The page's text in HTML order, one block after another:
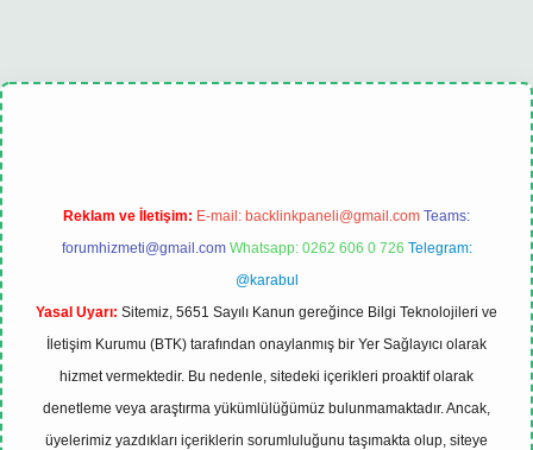
Reklam ve İletişim: E-mail: backlinkpaneli@gmail.com Teams:
forumhizmeti@gmail.com Whatsapp: 0262 606 0 726 Telegram:
@karabul
Yasal Uyarı: Sitemiz, 5651 Sayılı Kanun gereğince Bilgi Teknolojileri ve
İletişim Kurumu (BTK) tarafından onaylanmış bir Yer Sağlayıcı olarak
hizmet vermektedir. Bu nedenle, sitedeki içerikleri proaktif olarak
denetleme veya araştırma yükümlülüğümüz bulunmamaktadır. Ancak,
üyelerimiz yazdıkları içeriklerin sorumluluğunu taşımakta olup, siteye